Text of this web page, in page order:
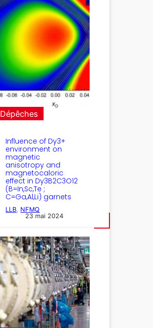
Dépêches
Influence of Dy3+
environment on
magnetic
anisotropy and
magnetocaloric
effect in Dy3B2C3⁢O12
(B=In,Sc,Te ;
C=Ga,Al,Li) garnets
LLB NFMQ
23 mai 2024